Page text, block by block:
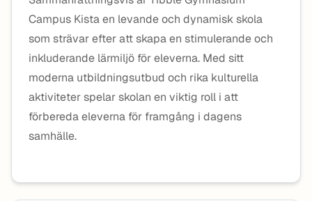
Campus Kista en levande och dynamisk skola
som strävar efter att skapa en stimulerande och
inkluderande lärmiljö för eleverna. Med sitt
moderna utbildningsutbud och rika kulturella
aktiviteter spelar skolan en viktig roll i att
förbereda eleverna för framgång i dagens
samhälle.